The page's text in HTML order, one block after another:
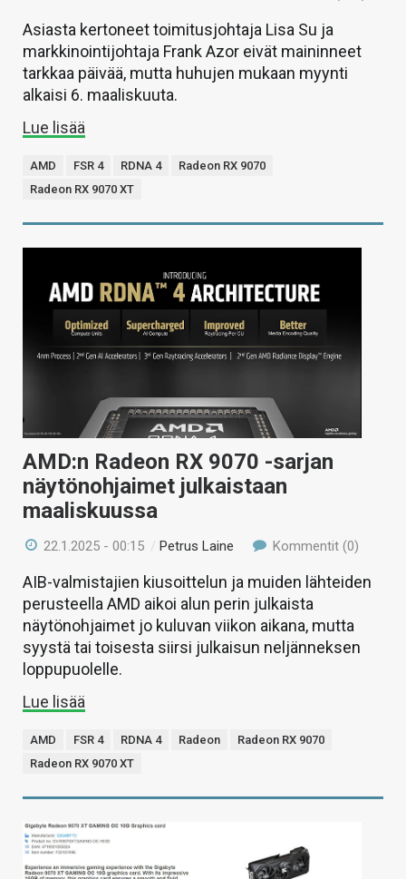
Asiasta kertoneet toimitusjohtaja Lisa Su ja
markkinointijohtaja Frank Azor eivät maininneet
tarkkaa päivää, mutta huhujen mukaan myynti
alkaisi 6. maaliskuuta.
Lue lisää
AMD FSR 4 RDNA 4
Radeon RX 9070
Radeon RX 9070 XT
AMD:n Radeon RX 9070 -sarjan
näytönohjaimet julkaistaan
maaliskuussa
22.1.2025 - 00:15 /Petrus Laine Kommentit (0)
AIB-valmistajien kiusoittelun ja muiden lähteiden
perusteella AMD aikoi alun perin julkaista
näytönohjaimet jo kuluvan viikon aikana, mutta
syystä tai toisesta siirsi julkaisun neljänneksen
loppupuolelle.
Lue lisää
AMD FSR 4 RDNA 4 Radeon
Radeon RX 9070
Radeon RX 9070 XT